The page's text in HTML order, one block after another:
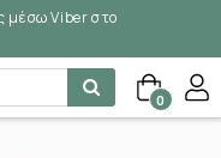
μέσω Viber στο
0